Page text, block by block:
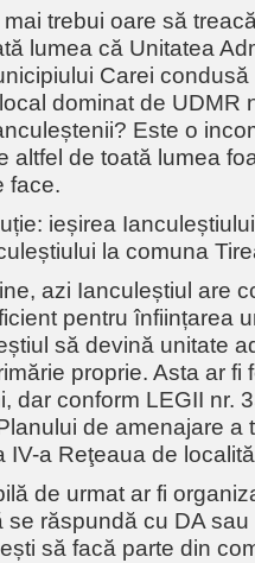
mai trebui oare să
lumea că Unitatea
Carei
dominat de UDMR
Este o
altfel de toată lumea
face.
ieșirea
la comuna
azi Ianculeștiul are
pentru înființarea
să devină unitate
proprie. Asta ar fi
dar conform LEGII nr.
de amenajare a
IV-a Reţeaua de
de urmat ar fi
se răspundă cu DA
să facă parte din